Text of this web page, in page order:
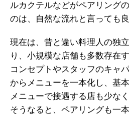
ルカクテルなどがペアリング
のは、自然な流れと言っても良
現在は、昔と違い料理人の独
り、小規模な店舗も多数存在す
コンセプトやスタッフのキャ
からメニューを一本化し、基
メニューで接遇する店も少なく
そうなると、ペアリングも一